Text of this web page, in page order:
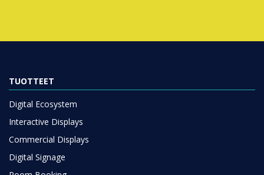
TUOTTEET
Digital Ecosystem
Interactive Displays
Commercial Displays
Digital Signage